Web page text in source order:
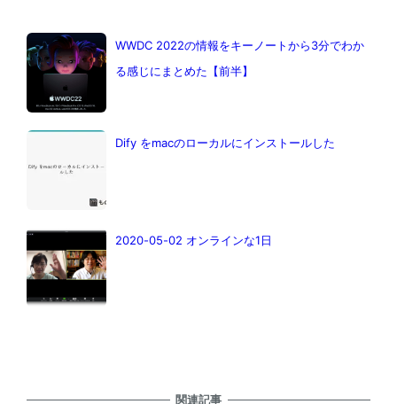
WWDC 2022の情報をキーノートから3分でわか
る感じにまとめた【前半】
Dify をmacのローカルにインストールした
2020-05-02 オンラインな1日
関連記事